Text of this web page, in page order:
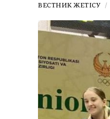
ВЕСТНИК ЖЕТІСУ